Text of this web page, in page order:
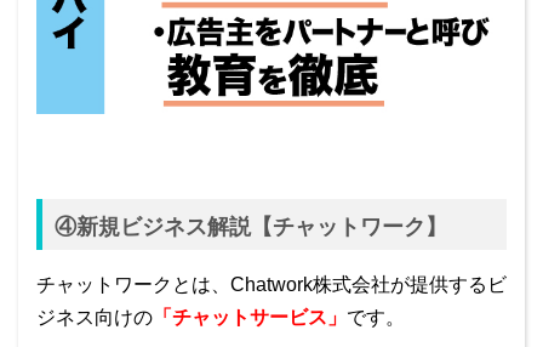
④新規ビジネス解説【チャットワーク】
チャットワークとは、Chatwork株式会社が提供するビ
ジネス向けの 「チャットサービス」 です。